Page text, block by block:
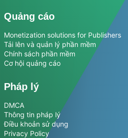
Quảng cáo
Monetization solutions for Publishers
Tải lên và quản lý phần mềm
Chính sách phần mềm
Cơ hội quảng cáo
Pháp lý
DMCA
Thông tin pháp lý
Điều khoản sử dụng
Privacy Policy